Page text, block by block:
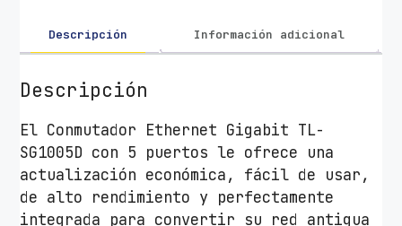
i
n
5
P
G
I
G
Descripción Información adicional
Descripción
El Conmutador Ethernet Gigabit TL-
SG1005D con 5 puertos le ofrece una
actualización económica, fácil de usar,
de alto rendimiento y perfectamente
integrada para convertir su red antigua